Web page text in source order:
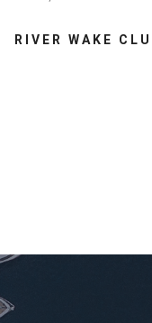
RIVER WAKE